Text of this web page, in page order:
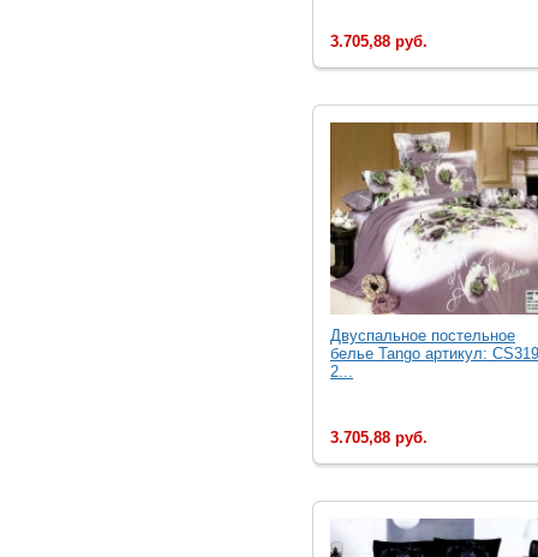
3.705,88 руб.
Двуcпальное постельное
белье Tango артикул:
2...
3.705,88 руб.